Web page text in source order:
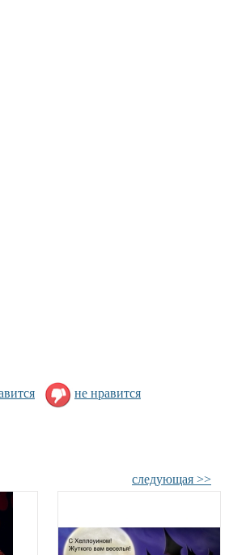
не нравится
следующая >>